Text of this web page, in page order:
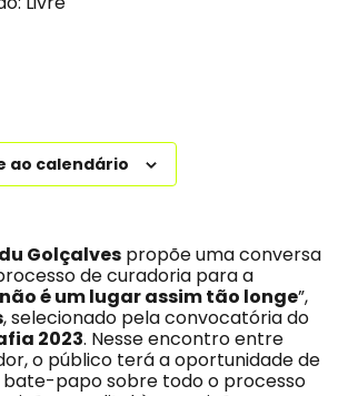
ao calendário
Golçalves propõe uma conversa
de curadoria para a
não é um lugar assim tão longe”,
, selecionado pela convocatória do
2023. Nesse encontro entre
o público terá a oportunidade de
papo sobre todo o processo